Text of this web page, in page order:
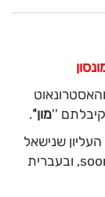
והאסטרונאוט
''מון''.
שנישאל
כיצד אומרים באנגלית ''בקרוב'', והתשובה: soon, ובעברית